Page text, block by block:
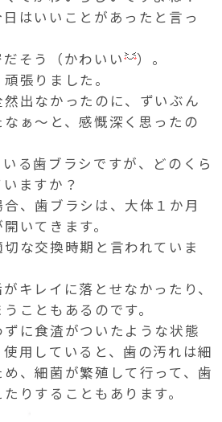
はいいことがあったと言っ
そう（かわいい
）。
張りました。
出なかったのに、ずいぶん
ぁ～と、感慨深く思ったの
る歯ブラシですが、どのくら
ますか？
、歯ブラシは、大体１か月
いてきます。
な交換時期と言われていま
キレイに落とせなかったり、
こともあるのです。
に食渣がついたような状態
用していると、歯の汚れは細
、細菌が繁殖して行って、歯
りすることもあります。